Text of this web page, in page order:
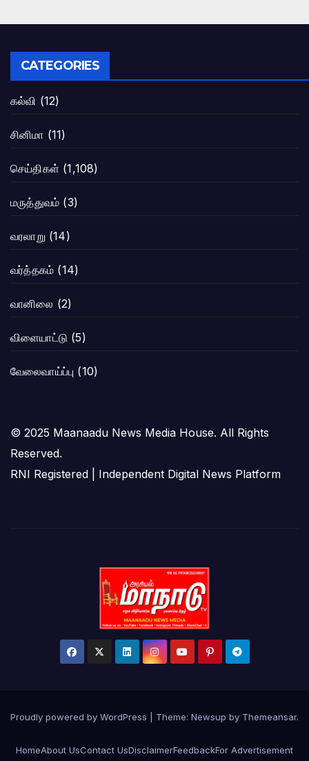
CATEGORIES
கல்வி (12)
சினிமா (11)
செய்திகள் (1,108)
மருத்துவம் (3)
வரலாறு (14)
வர்த்தகம் (14)
வானிலை (2)
விளையாட்டு (5)
வேலைவாய்ப்பு (10)
© 2025 Maanaadu News Media House. All Rights
Reserved.
RNI Registered | Independent Digital News Platform
Proudly powered by WordPress Theme: Newsup by Themeansar.
HomeAbout UsContact UsDisclaimerFeedbackFor Advertisement